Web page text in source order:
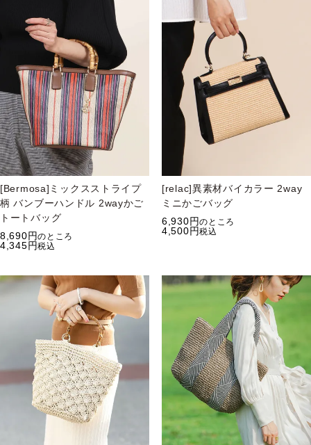
[Bermosa]ミックスストライプ
柄 バンブーハンドル 2wayかご
トートバッグ
8,690
のところ
4,345 税込
[relac]異素材バイカラー 2way
ミニかごバッグ
6,930
のところ
4,500 税込